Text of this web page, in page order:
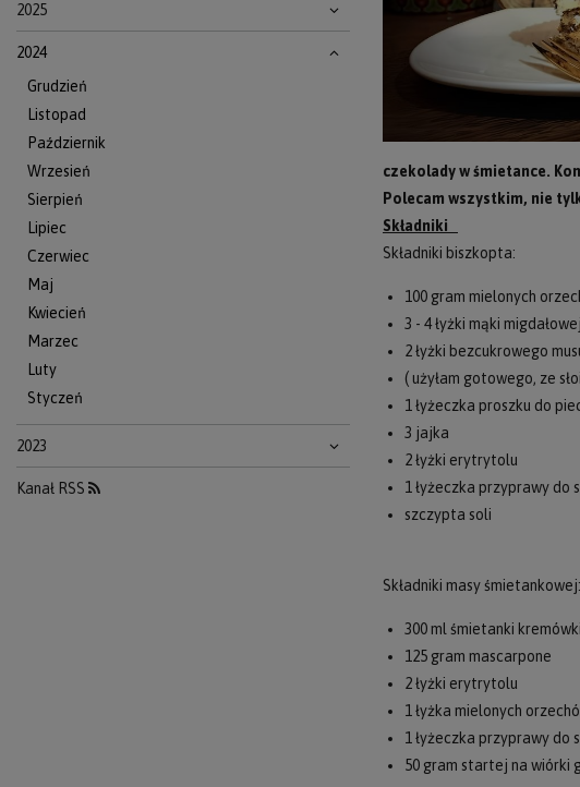
2025
2024
Grudzień
Listopad
Październik
Wrzesień
Sierpień
Lipiec
Czerwiec
Maj
Kwiecień
Marzec
Luty
Styczeń
2023
Kanał RSS
czekolady w śmietance.
Polecam wszystkim, nie
Składniki
Składniki biszkopta:
100 gram mielonych
3 - 4 łyżki mąki migdałowej
2 łyżki bezcukrowego
( użyłam gotowego, ze
1 łyżeczka proszku do
3 jajka
2 łyżki erytrytolu
1 łyżeczka przyprawy do
szczypta soli
Składniki masy śmietankowej:
300 ml śmietanki
125 gram mascarpone
2 łyżki erytrytolu
1 łyżka mielonych
1 łyżeczka przyprawy do
50 gram startej na wiórki